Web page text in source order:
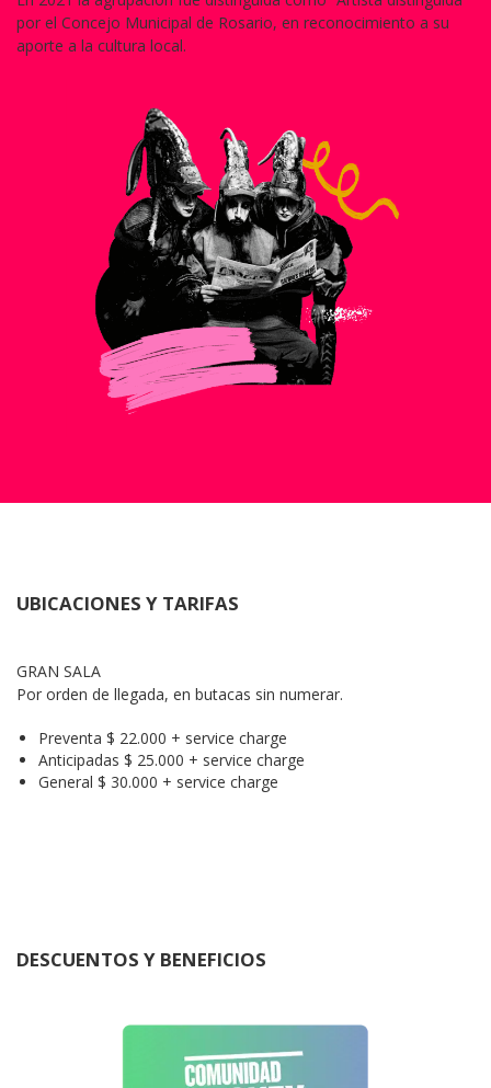
por el Concejo Municipal de Rosario, en reconocimiento a su
aporte a la cultura local.
UBICACIONES Y TARIFAS
GRAN SALA
Por orden de llegada, en butacas sin numerar.
Preventa $ 22.000 + service charge
Anticipadas $ 25.000 + service charge
General $ 30.000 + service charge
DESCUENTOS Y BENEFICIOS